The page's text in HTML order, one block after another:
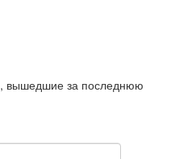
, вышедшие за последнюю